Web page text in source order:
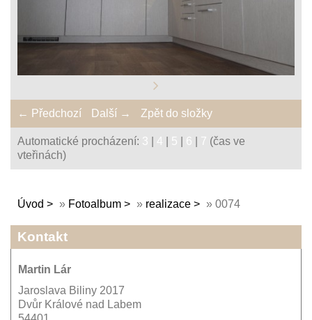
← Předchozí Další → Zpět do složky
Automatické procházení: 3 4 5 6 7 (čas ve
vteřinách)
Úvod » Fotoalbum » realizace » 0074
Kontakt
Martin Lár
Jaroslava Biliny 2017
Dvůr Králové nad Labem